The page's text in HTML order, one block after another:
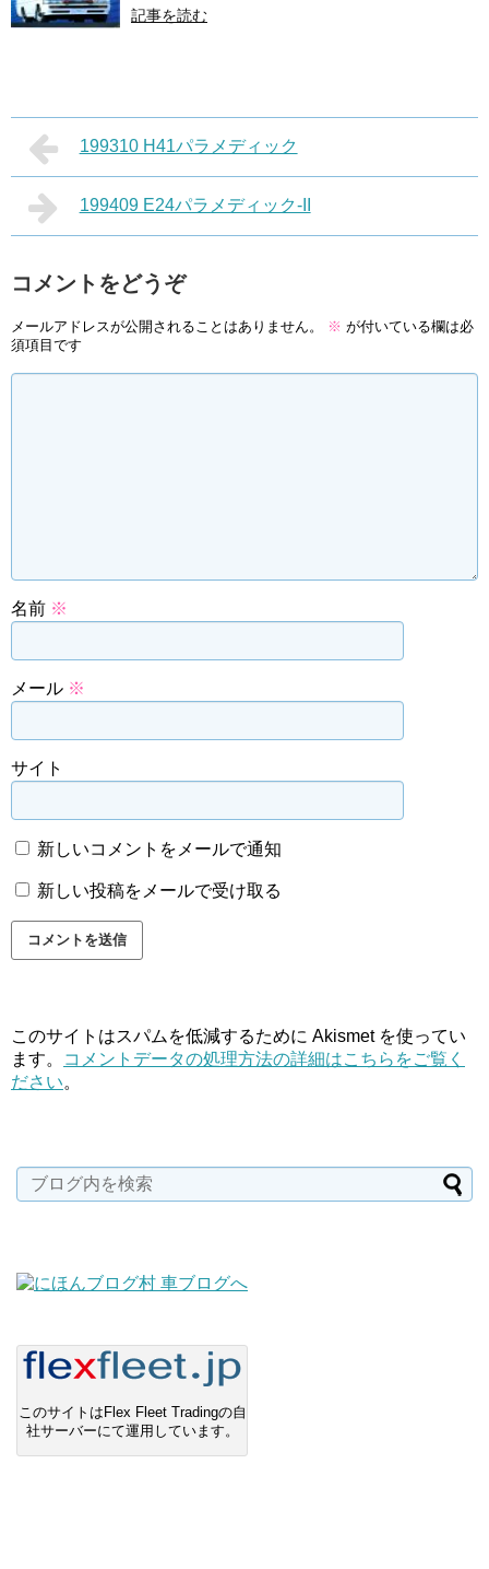
記事を読む
199310 H41パラメディック
199409 E24パラメディック-II
コメントをどうぞ
メールアドレスが公開されることはありません。 ※ が付いている欄は必
須項目です
名前 ※
メール ※
サイト
新しいコメントをメールで通知
新しい投稿をメールで受け取る
このサイトはスパムを低減するために Akismet を使ってい
ます。
コメントデータの処理方法の詳細はこちらをご覧く
ださい。
このサイトはFlex Fleet Tradingの自
社サーバーにて運用しています。